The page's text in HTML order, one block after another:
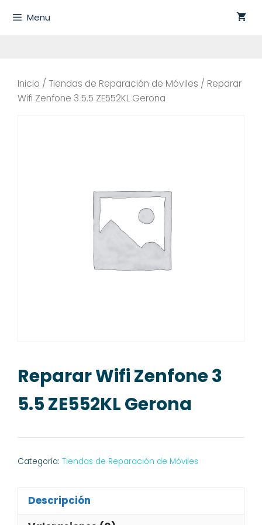
Menu
Inicio / Tiendas de Reparación de Móviles / Reparar
Wifi Zenfone 3 5.5 ZE552KL Gerona
Reparar Wifi Zenfone 3
5.5 ZE552KL Gerona
Categoría: Tiendas de Reparación de Móviles
Descripción